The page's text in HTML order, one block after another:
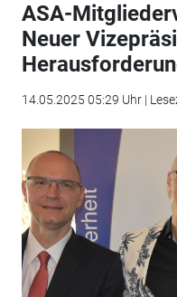
ASA-
Neuer
14.05.2025 05:29 Uhr |